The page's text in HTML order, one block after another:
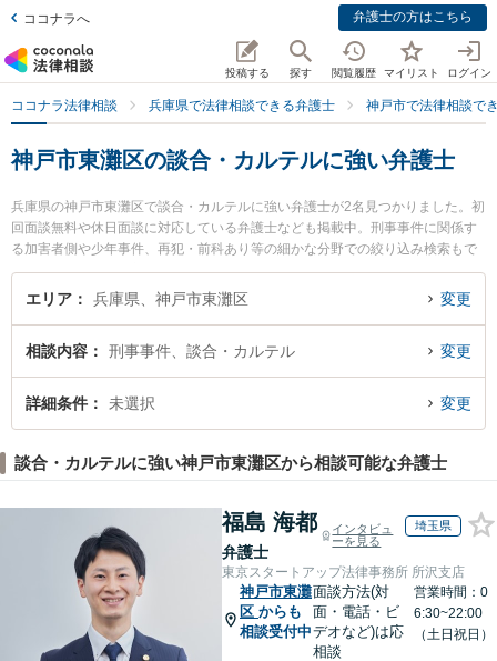
ココナラへ 弁護士の方はこちら
投稿する 探す 閲覧履歴 マイリスト ログイン
ココナラ法律相談 兵庫県で法律相談できる弁護士 神戸市で法律相談で
神戸市東灘区の談合・カルテルに強い弁護士
兵庫県の神戸市東灘区で談合・カルテルに強い弁護士が2名見つかりました。初
回面談無料や休日面談に対応している弁護士なども掲載中。刑事事件に関係す
る加害者側や少年事件、再犯・前科あり等の細かな分野での絞り込み検索もで
き便利です。特に力新堂法律事務所の伊藤 英明弁護士や神戸住吉法律事務所の
辻 直樹弁護士のプロフィール情報や弁護士費用、強みなどが注目されていま
の弁護士を検索したい』『初回相談無料で談合・カルテルを法律相談できる神
戸市東灘区内の弁護士に相談予約したい』などでお困りの相談者さんにおすす
めです。
エリア 兵庫県、神戸市東灘区 変更
相談内容 刑事事件、談合・カルテル 変更
詳細条件 未選択 変更
談合・カルテルに強い神戸市東灘区から相談可能な弁護士
福島 海都
弁護士
インタビュ
ーを見る
埼玉県
東京スタートアップ法律事務所 所沢支店
神戸市東灘
区 からも
相談受付中
面談方法(対
面・電話・ビ
デオなど)は応
相談
営業時間：0
6:30~22:00
（土日祝日）